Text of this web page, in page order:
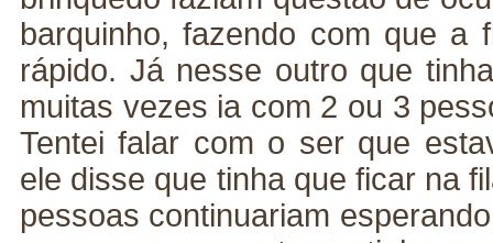
barquinho, fazendo com que a
rápido. Já nesse outro que
muitas vezes ia com 2 ou 3
Tentei falar com o ser que
ele disse que tinha que ficar na
pessoas continuariam